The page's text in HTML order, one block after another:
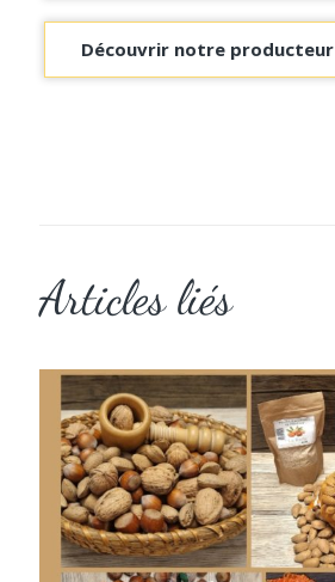
Découvrir notre producteur
Articles liés